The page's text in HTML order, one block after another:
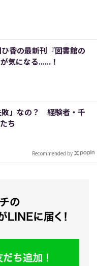
香の最新刊『図書館の
気になる......！
敗」なの？ 経験者・千
ち
Recommended by